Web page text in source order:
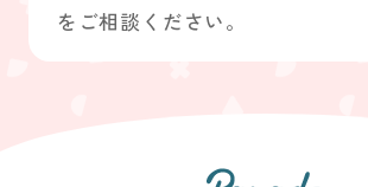
をご相談ください。